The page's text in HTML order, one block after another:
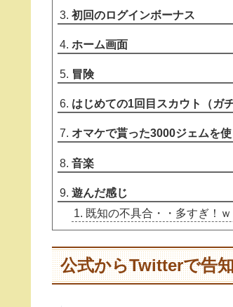
初回のログインボーナス
ホーム画面
冒険
はじめての1回目スカウト（ガチ
オマケで貰った3000ジェムを
音楽
遊んだ感じ
既知の不具合・・多すぎ！ｗ
公式からTwitterで告